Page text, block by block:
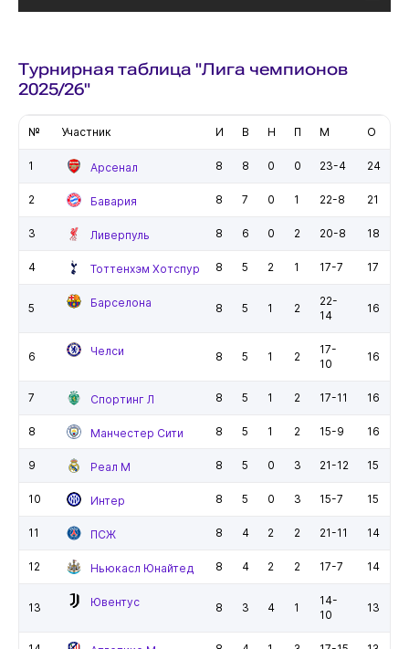
Турнирная таблица "Лига чемпионов
2025/26"
№ Участник И В Н П М О
1 Арсенал 8 8 0 0 23-4 24
2 Бавария 8 7 0 1 22-8 21
3 Ливерпуль 8 6 0 2 20-8 18
4 Тоттенхэм Хотспур 8 5 2 1 17-7 17
5 Барселона 8 5 1 2
22-
14
16
6 Челси 8 5 1 2
17-
10
16
7 Спортинг Л 8 5 1 2 17-11 16
8 Манчестер Сити 8 5 1 2 15-9 16
9 Реал М 8 5 0 3 21-12 15
10 Интер 8 5 0 3 15-7 15
11 ПСЖ 8 4 2 2 21-11 14
12 Ньюкасл Юнайтед 8 4 2 2 17-7 14
13 Ювентус 8 3 4 1
14-
10
13